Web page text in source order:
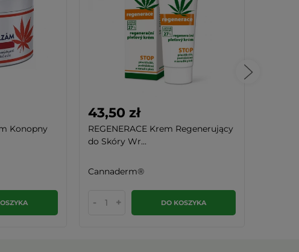
Konopny
43,50 zł
REGENERACE Krem Regenerujący
do Skóry Wr...
Cannaderm®
- + DO KOSZYKA